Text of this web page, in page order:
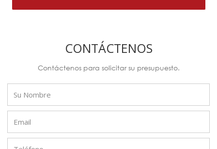
CONTÁCTENOS
Contáctenos para solicitar su presupuesto.